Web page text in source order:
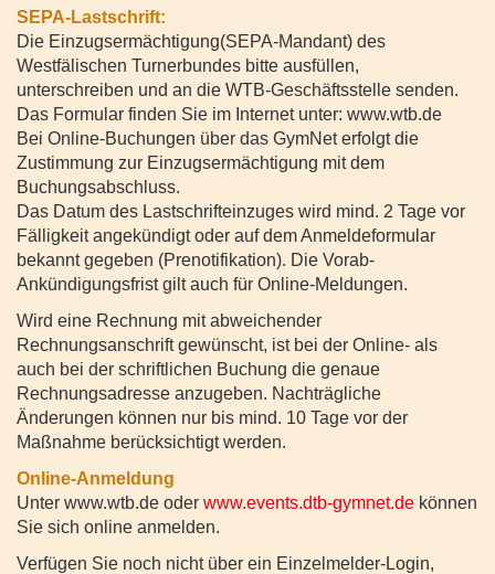
SEPA-Lastschrift:
Die Einzugsermächtigung(SEPA-Mandant) des
Westfälischen Turnerbundes bitte ausfüllen,
unterschreiben und an die WTB-Geschäftsstelle senden.
Das Formular finden Sie im Internet unter: www.wtb.de
Bei Online-Buchungen über das GymNet erfolgt die
Zustimmung zur Einzugsermächtigung mit dem
Buchungsabschluss.
Das Datum des Lastschrifteinzuges wird mind. 2 Tage vor
Fälligkeit angekündigt oder auf dem Anmeldeformular
bekannt gegeben (Prenotifikation). Die Vorab-
Ankündigungsfrist gilt auch für Online-Meldungen.
Wird eine Rechnung mit abweichender
Rechnungsanschrift gewünscht, ist bei der Online- als
auch bei der schriftlichen Buchung die genaue
Rechnungsadresse anzugeben. Nachträgliche
Änderungen können nur bis mind. 10 Tage vor der
Maßnahme berücksichtigt werden.
Online-Anmeldung
Unter www.wtb.de oder www.events.dtb-gymnet.de können
Sie sich online anmelden.
Verfügen Sie noch nicht über ein Einzelmelder-Login,